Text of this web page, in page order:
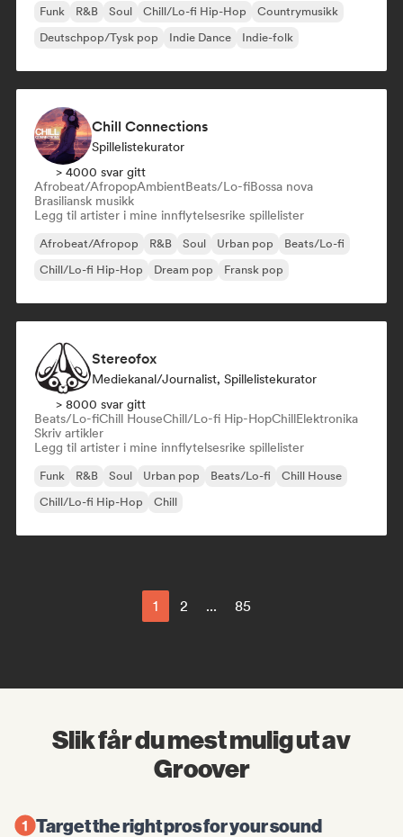
Funk R&B Soul Chill/Lo-fi Hip-Hop
Countrymusikk
Deutschpop/Tysk pop
Indie Dance Indie-folk
Chill Connections
Spillelistekurator
> 4000 svar gitt
Afrobeat/AfropopAmbientBeats/Lo-fiBossa nova
Brasiliansk musikk
Legg til artister i mine innflytelsesrike spillelister
Afrobeat/Afropop R&B Soul Urban pop
Beats/Lo-fi
Chill/Lo-fi Hip-Hop
Dream pop Fransk pop
Stereofox
Mediekanal/journalist, Spillelistekurator
> 8000 svar gitt
Beats/Lo-fiChill HouseChill/Lo-fi Hip-HopChillElektronika
Skriv artikler
Legg til artister i mine innflytelsesrike spillelister
Funk R&B Soul Urban pop Beats/Lo-fi
Chill House
Chill/Lo-fi Hip-Hop
Chill
1 2 ... 85
Slik får du mest mulig ut av
Groover
Target the right pros for your sound